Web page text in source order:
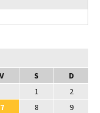
V S
D
1
2
7 8
9